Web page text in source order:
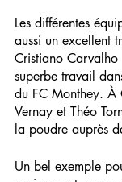
Les différentes
aussi un excellent
Cristiano Carvalho
superbe travail
du FC Monthey. À
Vernay et Théo
la poudre auprès
Un bel exemple